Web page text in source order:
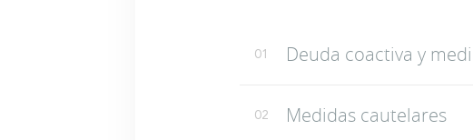
01 Deuda coactiva y
02 Medidas cautelares